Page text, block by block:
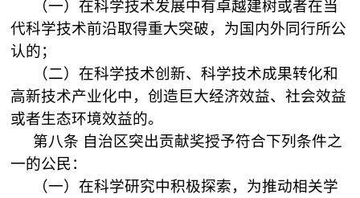
（一）在科学技术发展中有卓越建树或者在当
代科学技术前沿取得重大突破，为国内外同行所公
认的；
（二）在科学技术创新、科学技术成果转化和
高新技术产业化中，创造巨大经济效益、社会效益
或者生态环境效益的。
第八条 自治区突出贡献奖授予符合下列条件之
一的公民：
（一）在科学研究中积极探索，为推动相关学